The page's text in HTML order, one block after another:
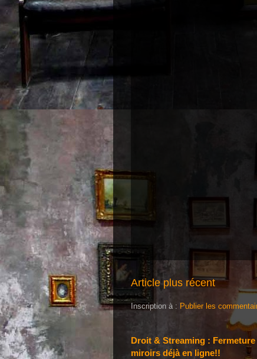
Article plus récent
Inscription à : Publier les
Droit & Streaming :
miroirs déjà en ligne!!